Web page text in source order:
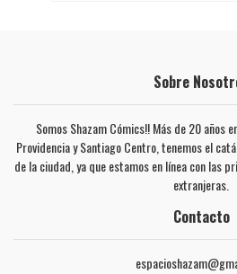
Sobre
Somos Shazam Cómics!! Más de 20 años
Providencia y Santiago Centro, tenemos el
de la ciudad, ya que estamos en línea con las
extranjeras.
Contacto